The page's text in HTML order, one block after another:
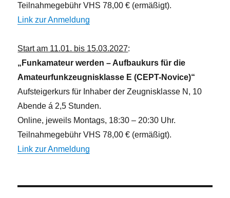
Teilnahmegebühr VHS 78,00 € (ermäßigt).
Link zur Anmeldung
Start am 11.01. bis 15.03.2027:
„Funkamateur werden – Aufbaukurs für die
Amateurfunkzeugnisklasse E (CEPT-Novice)“
Aufsteigerkurs für Inhaber der Zeugnisklasse N, 10
Abende á 2,5 Stunden.
Online, jeweils Montags, 18:30 – 20:30 Uhr.
Teilnahmegebühr VHS 78,00 € (ermäßigt).
Link zur Anmeldung